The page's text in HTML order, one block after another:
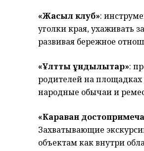
«Жасыл клуб»:
уголки края, ухаживать
развивая бережное
«Ұлттық құндылықтар»:
родителей на
народные обычаи и
«Караван
Захватывающие
объектам как внутри